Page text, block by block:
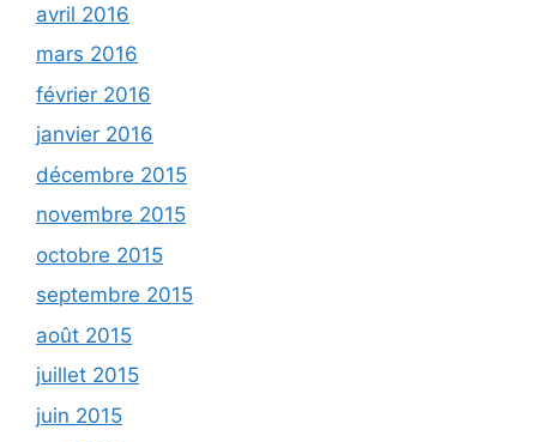
avril 2016
mars 2016
février 2016
janvier 2016
décembre 2015
novembre 2015
octobre 2015
septembre 2015
août 2015
juillet 2015
juin 2015